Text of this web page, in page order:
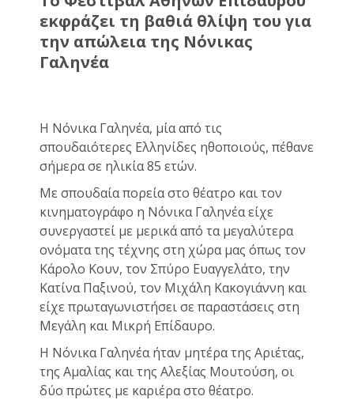
εκφράζει τη βαθιά θλίψη του για
την απώλεια της Νόνικας
Γαληνέα
Η Νόνικα Γαληνέα, μία από τις
σπουδαιότερες Ελληνίδες ηθοποιούς, πέθανε
σήμερα σε ηλικία 85 ετών.
Με σπουδαία πορεία στο θέατρο και τον
κινηματογράφο η Νόνικα Γαληνέα είχε
συνεργαστεί με μερικά από τα μεγαλύτερα
ονόματα της τέχνης στη χώρα μας όπως τον
Κάρολο Κουν, τον Σπύρο Ευαγγελάτο, την
Κατίνα Παξινού, τον Μιχάλη Κακογιάννη και
είχε πρωταγωνιστήσει σε παραστάσεις στη
Μεγάλη και Μικρή Επίδαυρο.
Η Νόνικα Γαληνέα ήταν μητέρα της Αριέτας,
της Αμαλίας και της Αλεξίας Μουτούση, οι
δύο πρώτες με καριέρα στο θέατρο.